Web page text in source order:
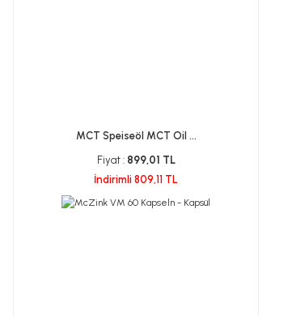
MCT Speiseöl MCT Oil ...
Fiyat : 899,01 TL
İndirimli 809,11 TL